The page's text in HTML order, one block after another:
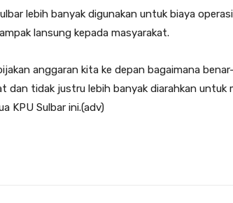
lebih banyak digunakan untuk biaya
lansung kepada masyarakat.
anggaran kita ke depan bagaimana
dan tidak justru lebih banyak diarahkan untuk
KPU Sulbar ini.(adv)